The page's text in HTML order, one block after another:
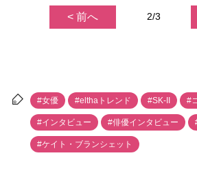
< 前へ 2/3
#女優 #elthaトレンド #SK-II #
#インタビュー #俳優インタビュー
#ケイト・ブランシェット